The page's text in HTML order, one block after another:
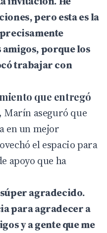
pero esta es la
porque los
trabajar con
que entregó
Marín aseguró que
en un mejor
el espacio para
apoyo que ha
agradecido.
para agradecer a
y a gente que me